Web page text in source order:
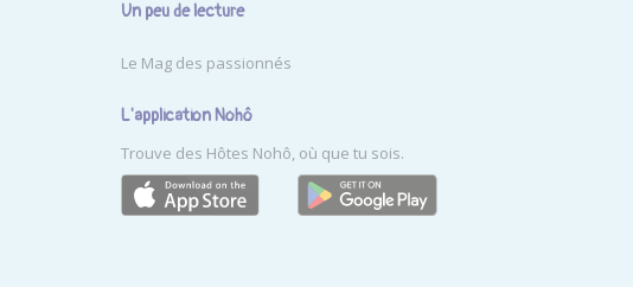
Un peu de lecture
Le Mag des passionnés
L'application Nohô
Trouve des Hôtes Nohô, où que tu sois.